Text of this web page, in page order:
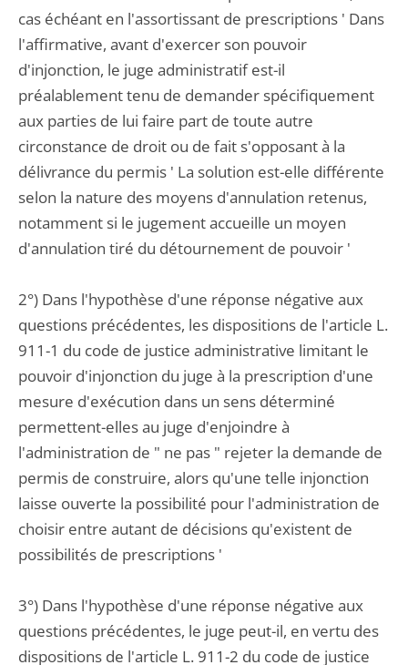
cas échéant en l'assortissant de prescriptions ' Dans
l'affirmative, avant d'exercer son pouvoir
d'injonction, le juge administratif est-il
préalablement tenu de demander spécifiquement
aux parties de lui faire part de toute autre
circonstance de droit ou de fait s'opposant à la
délivrance du permis ' La solution est-elle différente
selon la nature des moyens d'annulation retenus,
notamment si le jugement accueille un moyen
d'annulation tiré du détournement de pouvoir '
2°) Dans l'hypothèse d'une réponse négative aux
questions précédentes, les dispositions de l'article L.
911-1 du code de justice administrative limitant le
pouvoir d'injonction du juge à la prescription d'une
mesure d'exécution dans un sens déterminé
permettent-elles au juge d'enjoindre à
l'administration de " ne pas " rejeter la demande de
permis de construire, alors qu'une telle injonction
laisse ouverte la possibilité pour l'administration de
choisir entre autant de décisions qu'existent de
possibilités de prescriptions '
3°) Dans l'hypothèse d'une réponse négative aux
questions précédentes, le juge peut-il, en vertu des
dispositions de l'article L. 911-2 du code de justice